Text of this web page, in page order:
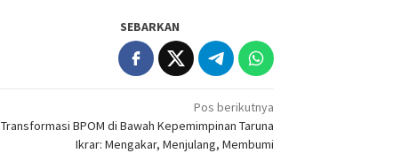
SEBARKAN
Pos berikutnya
Transformasi BPOM di Bawah Kepemimpinan Taruna
Ikrar: Mengakar, Menjulang, Membumi